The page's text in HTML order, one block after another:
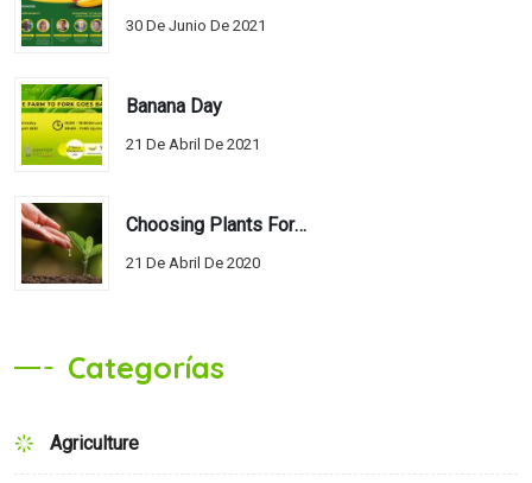
30 De Junio De 2021
Banana Day
21 De Abril De 2021
Choosing Plants For Water Conservation
21 De Abril De 2020
Categorías
Agriculture